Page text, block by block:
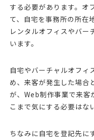
する必要があります。オ
て、自宅を事務所の所在
レンタルオフィスやバー
います。
自宅やバーチャルオフィ
め、来客が発生した場合
が、Web制作事業で来客
こまで気にする必要はな
ちなみに自宅を登記先に